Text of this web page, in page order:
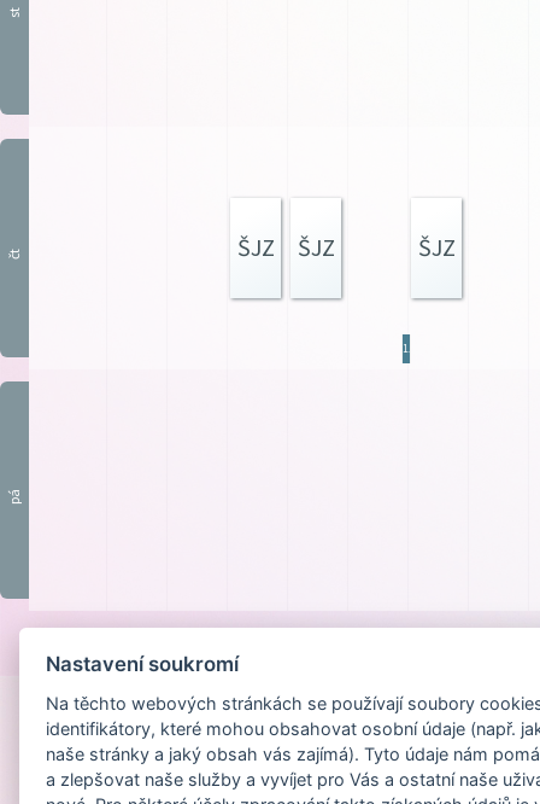
st
čt ŠJZ ŠJZ ŠJZ
1.p
pá
Nastavení soukromí
Na těchto webových stránkách se používají soubory
identifikátory, které mohou obsahovat osobní údaje (např.
naše stránky a jaký obsah vás zajímá). Tyto údaje nám
a zlepšovat naše služby a vyvíjet pro Vás a ostatní naše